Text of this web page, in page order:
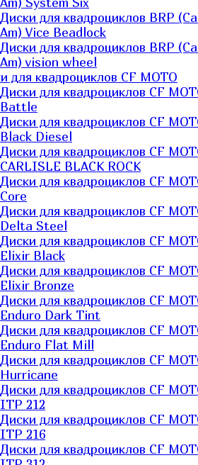
Диски для квадроциклов BRP
Am) Vice Beadlock
Диски для квадроциклов BRP
Am) vision wheel
для квадроциклов CF MOTO
Диски для квадроциклов CF
Battle
Диски для квадроциклов CF
Black Diesel
Диски для квадроциклов CF
CARLISLE BLACK ROCK
Диски для квадроциклов CF
Core
Диски для квадроциклов CF
Delta Steel
Диски для квадроциклов CF
Elixir Black
Диски для квадроциклов CF
Elixir Bronze
Диски для квадроциклов CF
Enduro Dark Tint
Диски для квадроциклов CF
Enduro Flat Mill
Диски для квадроциклов CF
Hurricane
Диски для квадроциклов CF
ITP 212
Диски для квадроциклов CF
ITP 216
Диски для квадроциклов CF